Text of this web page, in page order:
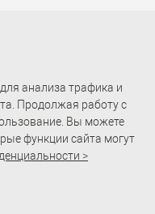
анализа трафика и
Продолжая работу с
Вы можете
функции сайта могут
>